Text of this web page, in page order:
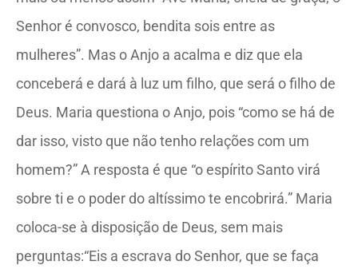
Senhor é convosco, bendita sois entre as
mulheres”. Mas o Anjo a acalma e diz que ela
conceberá e dará à luz um filho, que será o filho de
Deus. Maria questiona o Anjo, pois “como se há de
dar isso, visto que não tenho relações com um
homem?” A resposta é que “o espírito Santo virá
sobre ti e o poder do altíssimo te encobrirá.” Maria
coloca-se à disposição de Deus, sem mais
perguntas:“Eis a escrava do Senhor, que se faça